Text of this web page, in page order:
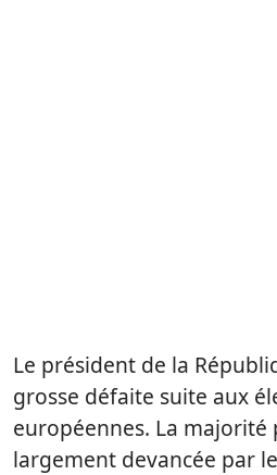
Le président de la
grosse défaite suite aux
européennes. La majorité
largement devancée par